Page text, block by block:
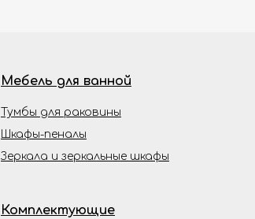
Мебель для ванной
Тумбы для раковины
Шкафы-пеналы
Зеркала и зеркальные шкафы
Комплектующие